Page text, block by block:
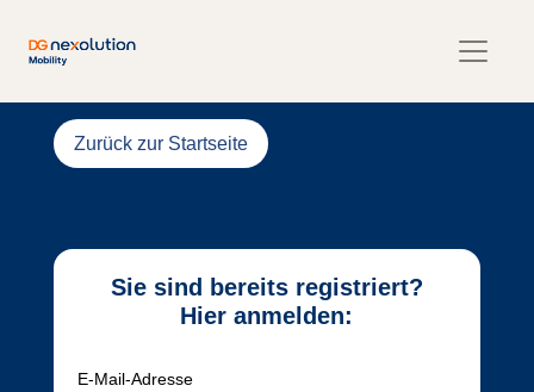
Zurück zur Startseite
Sie sind bereits registriert?
Hier anmelden:
E-Mail-Adresse